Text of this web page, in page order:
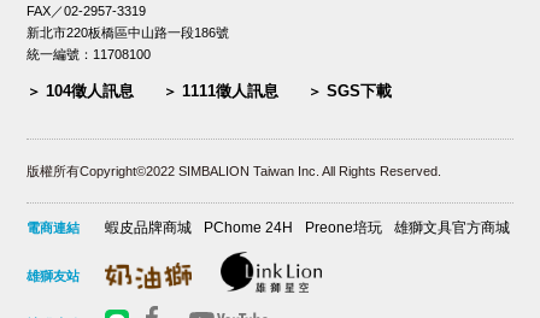
FAX／02-2957-3319
新北市220板橋區中山路一段186號
統一編號：11708100
104徵人訊息 1111徵人訊息 SGS下載
版權所有Copyright©2022 SIMBALION Taiwan Inc. All Rights Reserved.
電商連結 蝦皮品牌商城 PChome 24H Preone培玩 雄獅文具官方商城
雄獅友站